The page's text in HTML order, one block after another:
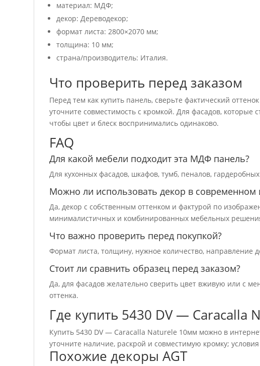
материал: МДФ;
декор: Дереводекор;
формат листа: 2800×2070 мм;
толщина: 10 мм;
страна/производитель: Италия.
Что проверить перед заказом
Перед тем как купить панель, сверьте фактический
уточните совместимость с кромкой. Для фасадов,
чтобы цвет и блеск воспринимались одинаково.
FAQ
Для какой мебели подходит эта МДФ панель?
Для кухонных фасадов, шкафов, тумб, пеналов,
Можно ли использовать декор в современном
Да, декор с собственным оттенком и фактурой по
минималистичных и комбинированных мебельных
Что важно проверить перед покупкой?
Формат листа, толщину, нужное количество, направление
Стоит ли сравнить образец перед заказом?
Да, для фасадов желательно сверить цвет вживую или с
оттенка.
Где купить 5430 DV — Caracalla
Купить 5430 DV — Caracalla Naturele 10мм можно в
уточните наличие, раскрой и совместимую кромку;
Похожие декоры AGT